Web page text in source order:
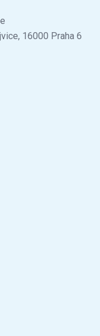
16000 Praha 6